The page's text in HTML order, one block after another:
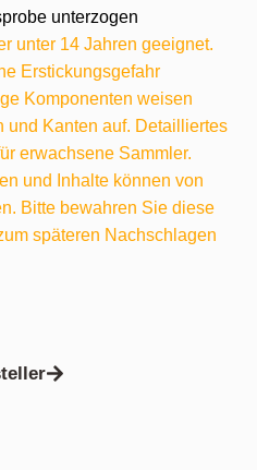
unterzogen
unter 14 Jahren geeignet.
Erstickungsgefahr
Komponenten weisen
und Kanten auf. Detailliertes
erwachsene Sammler.
und Inhalte können von
Bitte bewahren Sie diese
späteren Nachschlagen